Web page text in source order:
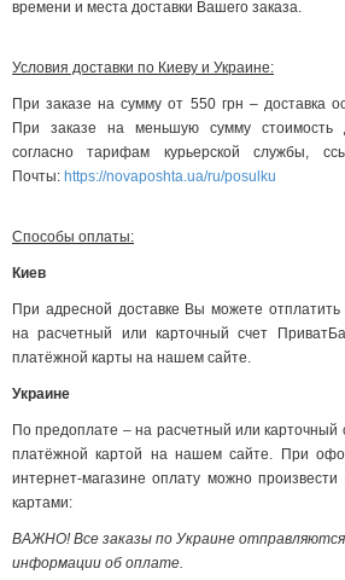
времени и места доставки Вашего заказа.
Условия доставки по Киеву и Украине:
При заказе на сумму от 550 грн – доставка
При заказе на меньшую сумму стоимость
согласно тарифам курьерской службы,
Почты: https://novaposhta.ua/ru/posulku
Способы оплаты:
Киев
При адресной доставке Вы можете отплатить
на расчетный или карточный счет
платёжной карты на нашем сайте.
Украине
По предоплате – на расчетный или карточный
платёжной картой на нашем сайте. При
интернет-магазине оплату можно
картами:
ВАЖНО! Все заказы по Украине
информации об оплате.